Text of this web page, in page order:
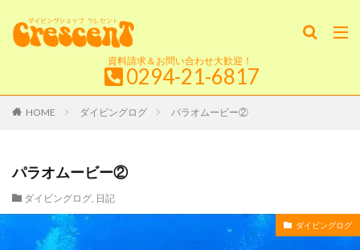
資料請求＆お問い合わせ大歓迎！
0294-21-6817
HOME ダイビングログ パラオムービー②
パラオムービー②
ダイビングログ, 日記
ダイビングログ